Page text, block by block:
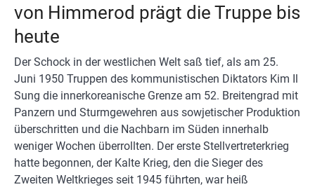
von Himmerod prägt die Truppe bis
heute
Der Schock in der westlichen Welt saß tief, als am 25.
Juni 1950 Truppen des kommunistischen Diktators Kim Il
Sung die innerkoreanische Grenze am 52. Breitengrad mit
Panzern und Sturmgewehren aus sowjetischer Produktion
überschritten und die Nachbarn im Süden innerhalb
weniger Wochen überrollten. Der erste Stellvertreterkrieg
hatte begonnen, der Kalte Krieg, den die Sieger des
Zweiten Weltkrieges seit 1945 führten, war heiß